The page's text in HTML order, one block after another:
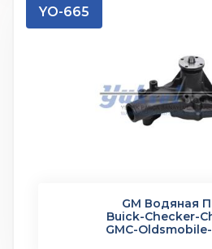
GM Водяная
Buick-Checker-
GMC-
YO-665